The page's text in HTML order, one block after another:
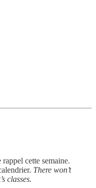
rappel cette semaine.
There won’t
classes.